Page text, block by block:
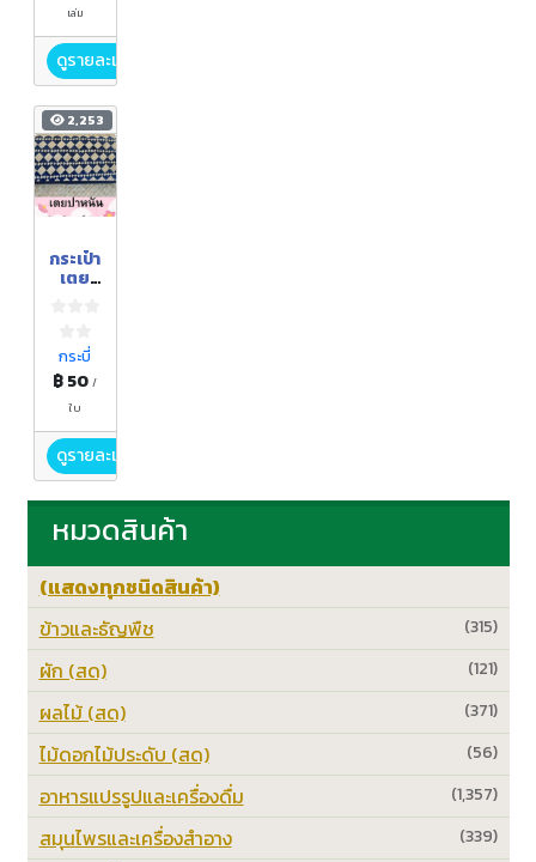
เล่ม
ดูรายละเอียด
2,253
กระเป๋า
เตย
กระบี่
฿ 50/
ใบ
ดูรายละเอียด
หมวดสินค้า
(แสดงทุกชนิดสินค้า)
(315)
ข้าวและธัญพืช
(121)
ผัก (สด)
(371)
ผลไม้ (สด)
(56)
ไม้ดอกไม้ประดับ (สด)
(1,357)
อาหารแปรรูปและเครื่องดื่ม
(339)
สมุนไพรและเครื่องสำอาง